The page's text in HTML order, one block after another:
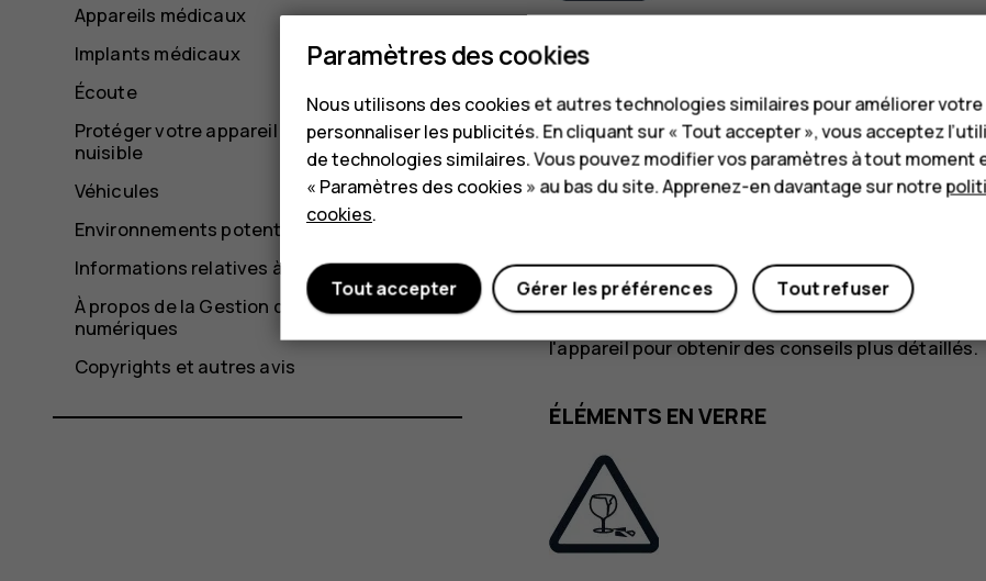
N’utilisez que des batteries, chargeurs et
appareil. Ne connectez pas de produits
MAINTENEZ VOTRE APPAREIL AU SEC
Si votre appareil est résistant à l'eau, consultez
l'appareil pour obtenir des conseils plus détaillés.
ÉLÉMENTS EN VERRE
Appareils médicaux
Implants médicaux
Écoute
Protéger votre appareil contre le contenu
nuisible
Véhicules
Environnements potentiellement explosifs
Informations relatives à la certification
À propos de la Gestion des droits
numériques
Copyrights et autres avis
Paramètres des cookies
Nous utilisons des cookies et autres technologies similaires pour améliorer
personnaliser les publicités. En cliquant sur « Tout accepter », vous acceptez
de technologies similaires. Vous pouvez modifier vos paramètres à tout moment
« Paramètres des cookies » au bas du site. Apprenez-en davantage sur notre
cookies.
Tout refuser
Gérer les préférences
Tout accepter